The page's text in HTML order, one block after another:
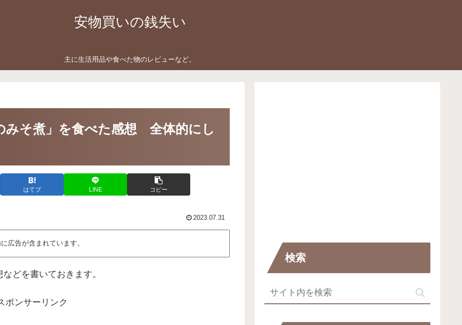
安物買いの銭失い
主に生活用品や食べた物のレビューなど。
みそ煮」を食べた感想 全体的にし
はてブ LINE コピー
2023.07.31
広告が含まれています。
どを書いておきます。
ポンサーリンク
検索